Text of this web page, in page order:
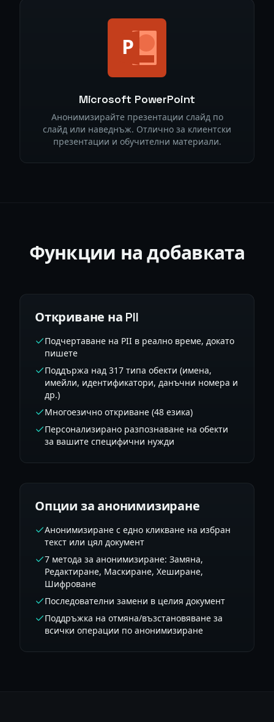
Microsoft PowerPoint
Анонимизирайте презентации слайд по
слайд или наведнъж. Отлично за клиентски
презентации и обучителни материали.
Функции на добавката
Откриване на PII
Подчертаване на PII в реално време, докато
пишете
Поддържа над 317 типа обекти (имена,
имейли, идентификатори, данъчни номера и
др.)
Многоезично откриване (48 езика)
Персонализирано разпознаване на обекти
за вашите специфични нужди
Опции за анонимизиране
Анонимизиране с едно кликване на избран
текст или цял документ
7 метода за анонимизиране: Замяна,
Редактиране, Маскиране, Хеширане,
Шифроване
Последователни замени в целия документ
Поддръжка на отмяна/възстановяване за
всички операции по анонимизиране